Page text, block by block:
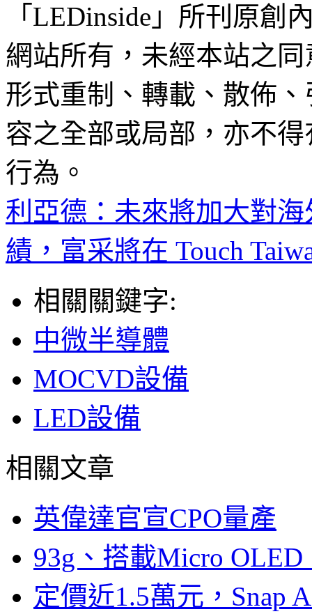
「LEDinside」所刊原創
網站所有，未經本站之
形式重制、轉載、散佈
容之全部或局部，亦不
行為。
利亞德：未來將加大對
績，富采將在 Touch
相關關鍵字:
中微半導體
MOCVD設備
LED設備
相關文章
英偉達官宣CPO量產
93g、搭載Micro
定價近1.5萬元，Snap